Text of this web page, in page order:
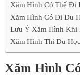
Xăm Hình Có Thể Đi
Xăm Hình Có Đi Du
Lưu Ý Xăm Hình Khi
Xăm Hình Thì Du
Xăm Hình